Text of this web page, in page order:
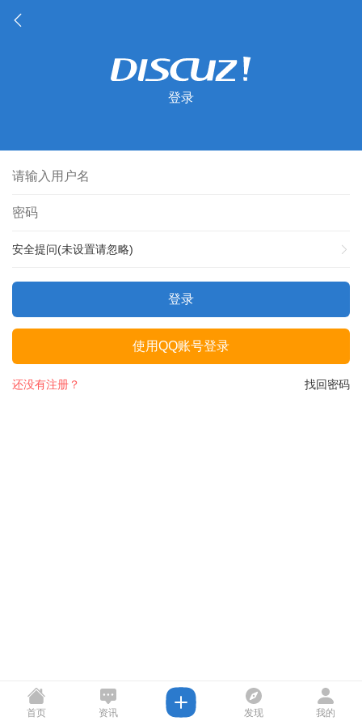
登录
安全提问(未设置请忽略)
登录
使用QQ账号登录
找回密码
还没有注册？
首页 资讯 发现 我的